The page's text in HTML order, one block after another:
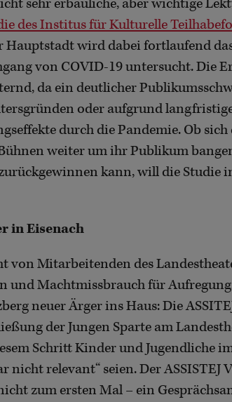
sehr erbauliche, aber wichtige
des Institus für Kulturelle
Hauptstadt wird dabei fortlaufend
von COVID-19 untersucht. Die
da ein deutlicher
oder aufgrund
durch die Pandemie. Ob sich
weiter um ihr Publikum
kann, will die Studie
in Eisenach
von Mitarbeitenden des
und Machtmissbrauch für
neuer Ärger ins Haus: Die
der Jungen Sparte am
Schritt Kinder und Jugendliche
nicht relevant“ seien. Der ASSISTEJ
zum ersten Mal – ein